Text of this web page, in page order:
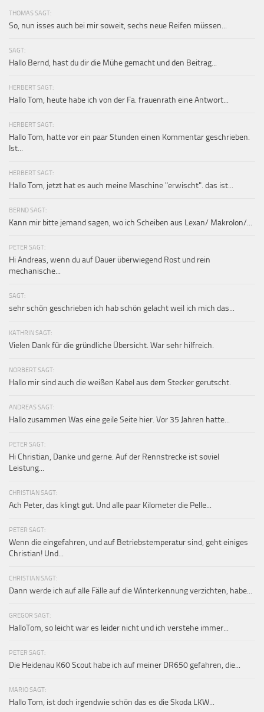
THOMAS SAGT:
So, nun isses auch bei mir soweit, sechs neue Reifen müssen...
SAGT:
Hallo Bernd, hast du dir die Mühe gemacht und den Beitrag...
HERBERT SAGT:
Hallo Tom, heute habe ich von der Fa. frauenrath eine Antwort...
HERBERT SAGT:
Hallo Tom, hatte vor ein paar Stunden einen Kommentar geschrieben.
Ist...
HERBERT SAGT:
Hallo Tom, jetzt hat es auch meine Maschine "erwischt". das ist...
BERND SAGT:
Kann mir bitte jemand sagen, wo ich Scheiben aus Lexan/ Makrolon/...
PETER SAGT:
Hi Andreas, wenn du auf Dauer überwiegend Rost und rein
mechanische...
SAGT:
sehr schön geschrieben ich hab schön gelacht weil ich mich das...
KATHRIN SAGT:
Vielen Dank für die gründliche Übersicht. War sehr hilfreich.
NORBERT SAGT:
Hallo mir sind auch die weißen Kabel aus dem Stecker gerutscht.
ANDREAS SAGT:
Hallo zusammen Was eine geile Seite hier. Vor 35 Jahren hatte...
PETER SAGT:
Hi Christian, Danke und gerne. Auf der Rennstrecke ist soviel
Leistung...
CHRISTIAN SAGT:
Ach Peter, das klingt gut. Und alle paar Kilometer die Pelle...
PETER SAGT:
Wenn die eingefahren, und auf Betriebstemperatur sind, geht einiges
Christian! Und...
CHRISTIAN SAGT:
Dann werde ich auf alle Fälle auf die Winterkennung verzichten, habe...
GREGOR SAGT:
HalloTom, so leicht war es leider nicht und ich verstehe immer...
PETER SAGT:
Die Heidenau K60 Scout habe ich auf meiner DR650 gefahren, die...
MARIO SAGT:
Hallo Tom, ist doch irgendwie schön das es die Skoda LKW...